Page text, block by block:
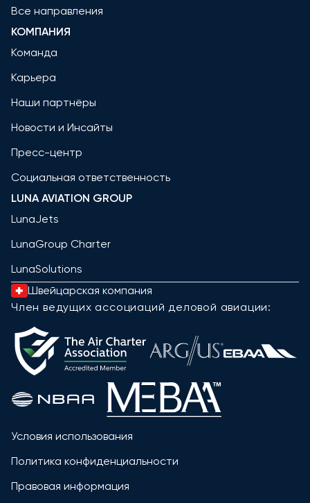
Все направления
КОМПАНИЯ
Команда
Карьера
Наши партнёры
Новости и Инсайты
Пресс-центр
Социальная ответственность
LUNA AVIATION GROUP
LunaJets
LunaGroup Charter
LunaSolutions
Швейцарская компания
Член ведущих ассоциаций деловой авиации:
Условия использования
Политика конфиденциальности
Правовая информация